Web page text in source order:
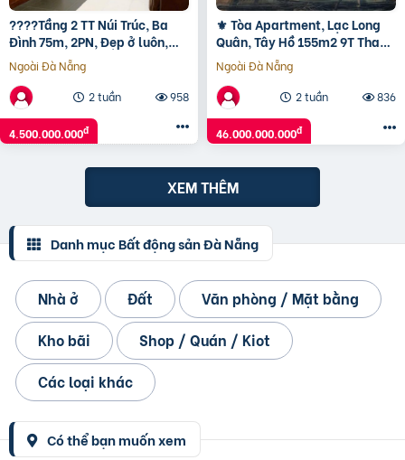
????Tầng 2 TT Núi Trúc, Ba
Đình 75m, 2PN, Đẹp ở luôn,
4.5 Tỷ????
Ngoài Đà Nẵng
2 tuần
958
4.500.000.000đ
⚜️ Tòa Apartment, Lạc Long
Quân, Tây Hồ 155m2 9T Thang
máy, MT 6.5m, Chỉ 46 Tỷ ⚜️
Ngoài Đà Nẵng
2 tuần
836
46.000.000.000đ
XEM THÊM
Danh mục Bất động sản Đà Nẵng
Nhà ở Đất
Văn phòng / Mặt bằng
Kho bãi
Shop / Quán / Kiot
Các loại khác
Có thể bạn muốn xem